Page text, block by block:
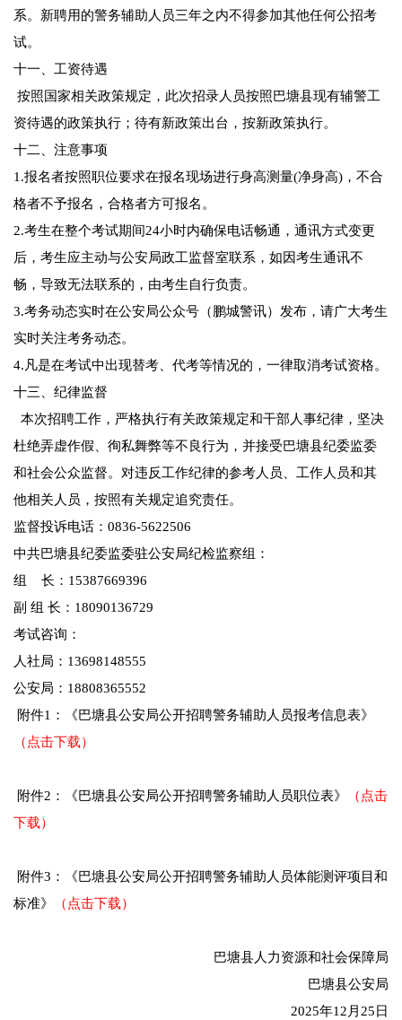
系。新聘用的警务辅助人员三年之内不得参加其他任何公招考
试。
十一、工资待遇
按照国家相关政策规定，此次招录人员按照巴塘县现有辅警工
资待遇的政策执行；待有新政策出台，按新政策执行。
十二、注意事项
1.报名者按照职位要求在报名现场进行身高测量(净身高)，不合
格者不予报名，合格者方可报名。
2.考生在整个考试期间24小时内确保电话畅通，通讯方式变更
后，考生应主动与公安局政工监督室联系，如因考生通讯不
畅，导致无法联系的，由考生自行负责。
3.考务动态实时在公安局公众号（鹏城警讯）发布，请广大考生
实时关注考务动态。
4.凡是在考试中出现替考、代考等情况的，一律取消考试资格。
十三、纪律监督
本次招聘工作，严格执行有关政策规定和干部人事纪律，坚决
杜绝弄虚作假、徇私舞弊等不良行为，并接受巴塘县纪委监委
和社会公众监督。对违反工作纪律的参考人员、工作人员和其
他相关人员，按照有关规定追究责任。
监督投诉电话：0836-5622506
中共巴塘县纪委监委驻公安局纪检监察组：
组 长：15387669396
副 组 长：18090136729
考试咨询：
人社局：13698148555
公安局：18808365552
附件1：《巴塘县公安局公开招聘警务辅助人员报考信息表》
（点击下载）
附件2：《巴塘县公安局公开招聘警务辅助人员职位表》
（点击
下载）
附件3：《巴塘县公安局公开招聘警务辅助人员体能测评项目和
标准》
（点击下载）
巴塘县人力资源和社会保障局
巴塘县公安局
2025年12月25日